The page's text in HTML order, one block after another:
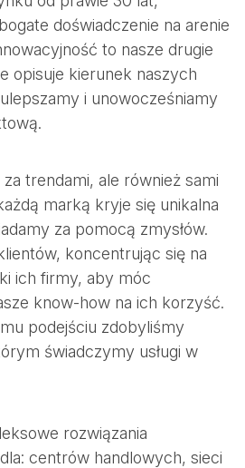
doświadczenie na arenie
to nasze drugie
opisuje kierunek naszych
i unowocześniamy
trendami, ale również sami
marką kryje się unikalna
za pomocą zmysłów.
koncentrując się na
ich firmy, aby móc
know-how na ich korzyść.
podejściu zdobyliśmy
świadczymy usługi w
rozwiązania
centrów handlowych, sieci